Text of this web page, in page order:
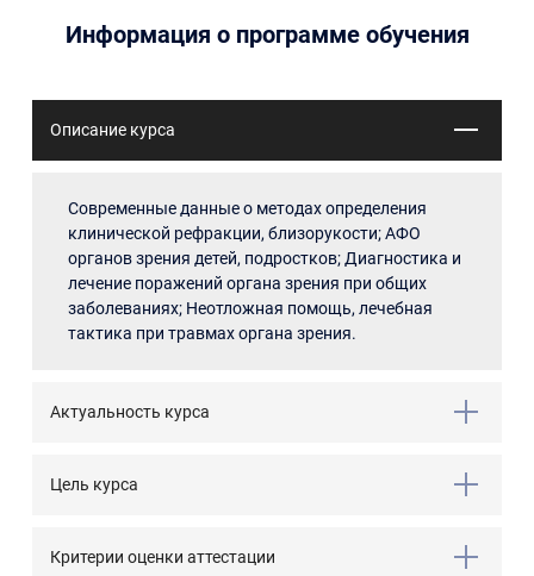
Информация о программе обучения
Описание курса
Современные данные о методах определения
клинической рефракции, близорукости; АФО
органов зрения детей, подростков; Диагностика и
лечение поражений органа зрения при общих
заболеваниях; Неотложная помощь, лечебная
тактика при травмах органа зрения.
Актуальность курса
Цель курса
Критерии оценки аттестации